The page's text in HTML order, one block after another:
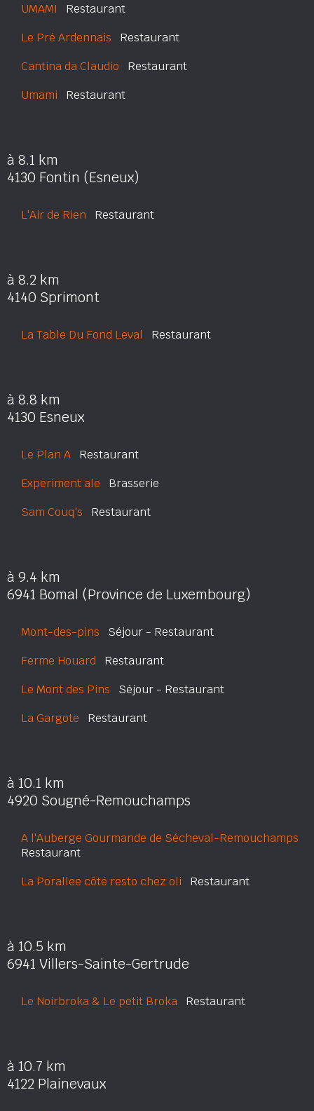
UMAMI Restaurant
Le Pré Ardennais Restaurant
Cantina da Claudio Restaurant
Umami Restaurant
à 8.1 km
4130 Fontin (Esneux)
L'Air de Rien Restaurant
à 8.2 km
4140 Sprimont
La Table Du Fond Leval Restaurant
à 8.8 km
4130 Esneux
Le Plan A Restaurant
Experiment ale Brasserie
Sam Couq's Restaurant
à 9.4 km
6941 Bomal (Province de Luxembourg)
Mont-des-pins Séjour - Restaurant
Ferme Houard Restaurant
Le Mont des Pins Séjour - Restaurant
La Gargote Restaurant
à 10.1 km
4920 Sougné-Remouchamps
A l'Auberge Gourmande de Sécheval-Remouchamps
Restaurant
La Porallee côté resto chez oli Restaurant
à 10.5 km
6941 Villers-Sainte-Gertrude
Le Noirbroka & Le petit Broka Restaurant
à 10.7 km
4122 Plainevaux